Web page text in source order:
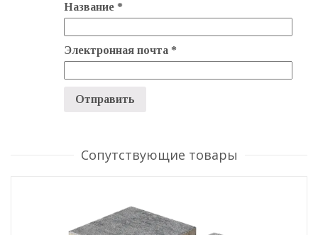
Название *
Электронная почта *
Сопутствующие товары